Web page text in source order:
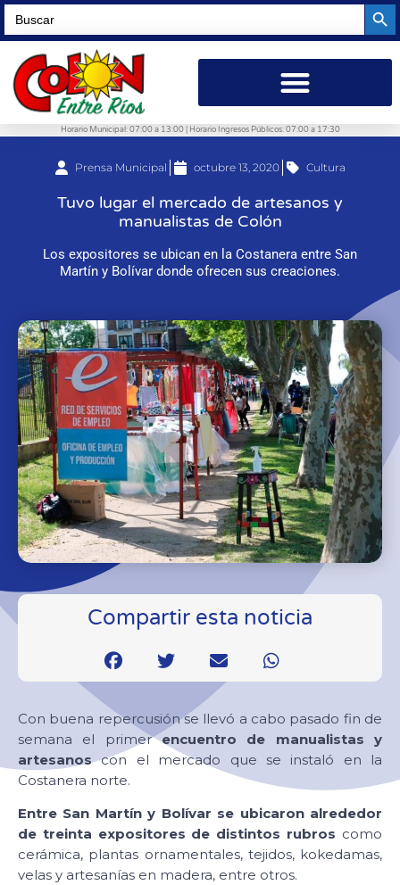
Search
for:
Horario Municipal: 07:00 a 13:00 | Horario Ingresos Públicos: 07:00 a 17:30
Prensa Municipal octubre 13, 2020 Cultura
Tuvo lugar el mercado de artesanos y
manualistas de Colón
Los expositores se ubican en la Costanera entre San
Martín y Bolívar donde ofrecen sus creaciones.
Compartir esta noticia
Con buena repercusión se llevó a cabo pasado fin de
semana el primerencuentro de manualistas y
artesanoscon el mercado que se instaló en la
Costanera norte.
Entre San Martín y Bolívar se ubicaron alrededor
de treinta expositores de distintos rubros como
cerámica, plantas ornamentales, tejidos, kokedamas,
velas y artesanías en madera, entre otros.